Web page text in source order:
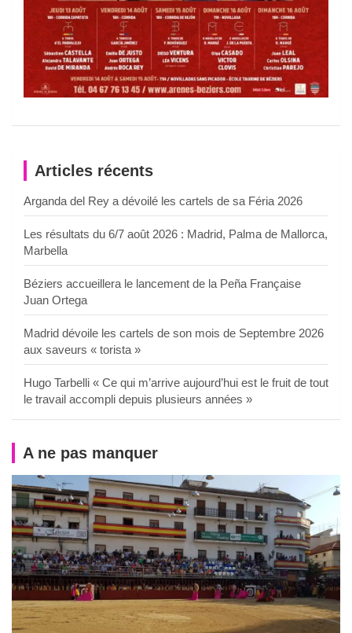
Articles récents
Arganda del Rey a dévoilé les cartels de sa Féria 2026
Les résultats du 6/7 août 2026 : Madrid, Palma de Mallorca,
Marbella
Béziers accueillera le lancement de la Peña Française
Juan Ortega
Madrid dévoile les cartels de son mois de Septembre 2026
aux saveurs « torista »
Hugo Tarbelli « Ce qui m’arrive aujourd’hui est le fruit de tout
le travail accompli depuis plusieurs années »
A ne pas manquer